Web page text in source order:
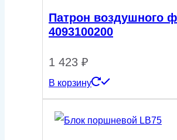
Патрон воздушного
4093100200
1 423 ₽
В корзину